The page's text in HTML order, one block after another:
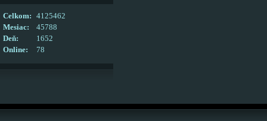
Online: 78
Celkom:
4125462
Mesiac:
45788
Deň:
1652